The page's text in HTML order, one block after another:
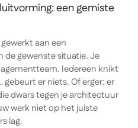
een gemiste
aan een
de gewenste situatie. Je
Iedereen knikt
er niets. Of erger: er
dwars tegen je architectuur
werk niet op het juiste
lag.